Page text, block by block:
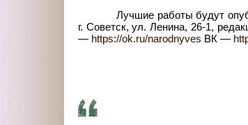
Лучшие работы будут
г. Советск, ул. Ленина, 26-1,
— https://ok.ru/narodnyves ВК —